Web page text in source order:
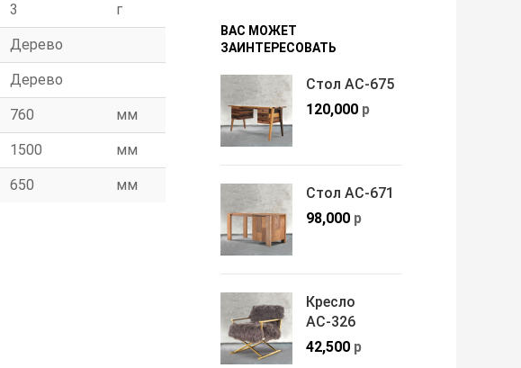
3 г
Дерево
Дерево
760 мм
1500 мм
650 мм
ВАС МОЖЕТ
ЗАИНТЕРЕСОВАТЬ
Стол АС-675
120,000р
Стол АС-671
98,000р
Кресло
АС-326
42,500р